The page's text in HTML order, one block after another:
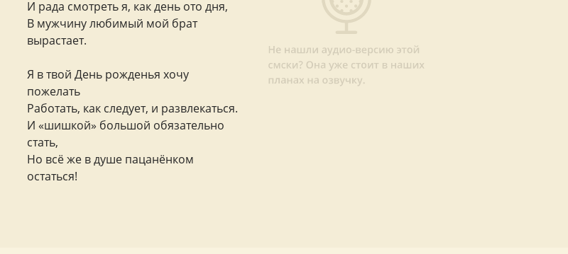
И рада смотреть я, как день ото дня,
В мужчину любимый мой брат
вырастает.
Я в твой День рожденья хочу
пожелать
Работать, как следует, и развлекаться.
И «шишкой» большой обязательно
стать,
Но всё же в душе пацанёнком
остаться!